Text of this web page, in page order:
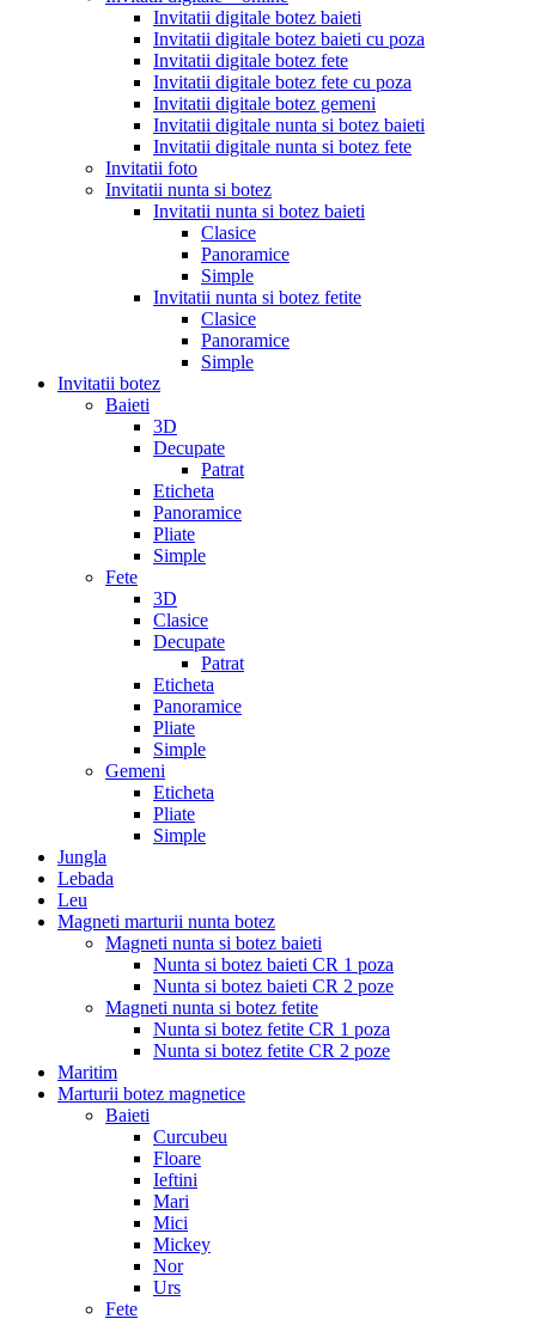
Invitatii digitale botez baieti
Invitatii digitale botez baieti cu poza
Invitatii digitale botez fete
Invitatii digitale botez fete cu poza
Invitatii digitale botez gemeni
Invitatii digitale nunta si botez baieti
Invitatii digitale nunta si botez fete
Invitatii foto
Invitatii nunta si botez
Invitatii nunta si botez baieti
Clasice
Panoramice
Simple
Invitatii nunta si botez fetite
Clasice
Panoramice
Simple
Invitatii botez
Baieti
3D
Decupate
Patrat
Eticheta
Panoramice
Pliate
Simple
Fete
3D
Clasice
Decupate
Patrat
Eticheta
Panoramice
Pliate
Simple
Gemeni
Eticheta
Pliate
Simple
Jungla
Lebada
Leu
Magneti marturii nunta botez
Magneti nunta si botez baieti
Nunta si botez baieti CR 1 poza
Nunta si botez baieti CR 2 poze
Magneti nunta si botez fetite
Nunta si botez fetite CR 1 poza
Nunta si botez fetite CR 2 poze
Maritim
Marturii botez magnetice
Baieti
Curcubeu
Floare
Ieftini
Mari
Mici
Mickey
Nor
Urs
Fete